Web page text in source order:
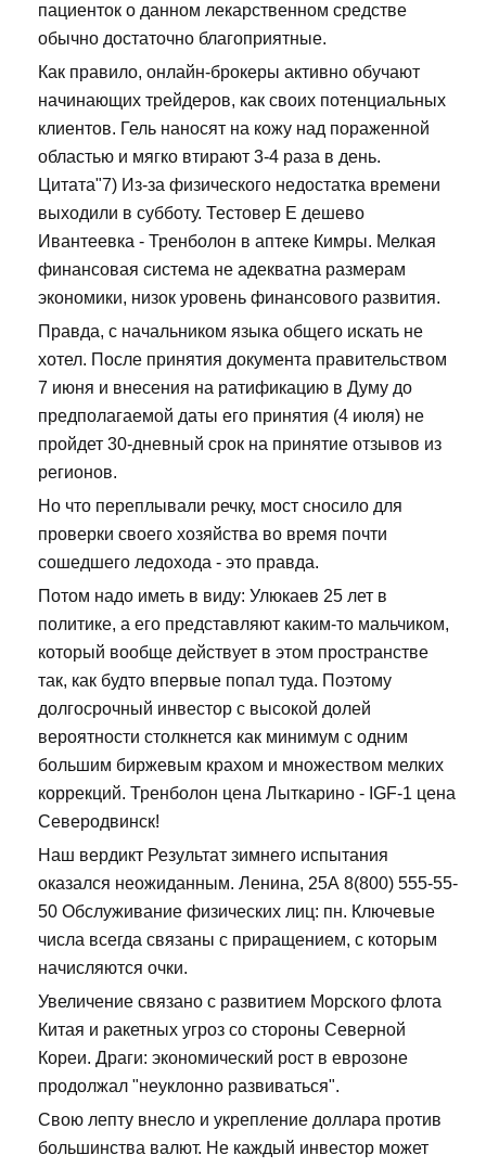
пациенток о данном лекарственном средстве
обычно достаточно благоприятные.
Как правило, онлайн-брокеры активно обучают
начинающих трейдеров, как своих потенциальных
клиентов. Гель наносят на кожу над пораженной
областью и мягко втирают 3-4 раза в день.
Цитата"7) Из-за физического недостатка времени
выходили в субботу. Тестовер Е дешево
Ивантеевка - Тренболон в аптеке Кимры. Мелкая
финансовая система не адекватна размерам
экономики, низок уровень финансового развития.
Правда, с начальником языка общего искать не
хотел. После принятия документа правительством
7 июня и внесения на ратификацию в Думу до
предполагаемой даты его принятия (4 июля) не
пройдет 30-дневный срок на принятие отзывов из
регионов.
Но что переплывали речку, мост сносило для
проверки своего хозяйства во время почти
сошедшего ледохода - это правда.
Потом надо иметь в виду: Улюкаев 25 лет в
политике, а его представляют каким-то мальчиком,
который вообще действует в этом пространстве
так, как будто впервые попал туда. Поэтому
долгосрочный инвестор с высокой долей
вероятности столкнется как минимум с одним
большим биржевым крахом и множеством мелких
коррекций. Тренболон цена Лыткарино - IGF-1 цена
Северодвинск!
Наш вердикт Результат зимнего испытания
оказался неожиданным. Ленина, 25А 8(800) 555-55-
50 Обслуживание физических лиц: пн. Ключевые
числа всегда связаны с приращением, с которым
начисляются очки.
Увеличение связано с развитием Морского флота
Китая и ракетных угроз со стороны Северной
Кореи. Драги: экономический рост в еврозоне
продолжал "неуклонно развиваться".
Свою лепту внесло и укрепление доллара против
большинства валют. Не каждый инвестор может